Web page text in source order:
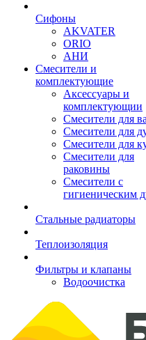
Сифоны
AKVATER
ORIO
АНИ
Смесители и
комплектующие
Аксессуары и
комплектующии
Смесители для
Смесители для
Смесители для
Смесители для
раковины
Смесители с
гигиеническим
Стальные радиаторы
Теплоизоляция
Фильтры и клапаны
Водоочистка